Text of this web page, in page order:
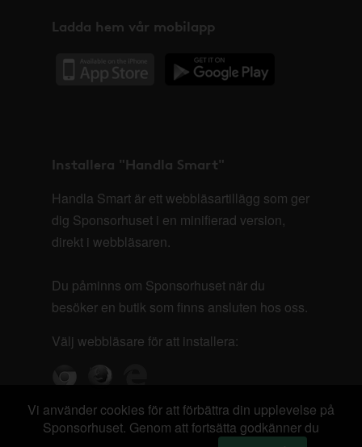
Ladda hem vår mobilapp
Installera "Handla Smart"
Handla Smart är ett webbläsartillägg som ger
dig Sponsorhuset i en minifierad version,
direkt i webbläsaren.
Du påminns om Sponsorhuset när du
besöker en butik som finns ansluten hos oss.
Välj webbläsare för att installera:
Vi använder cookies för att förbättra din upplevelse på
Sponsorhuset. Genom att fortsätta godkänner du